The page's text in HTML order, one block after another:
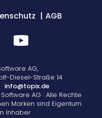
lassen zu können. Sie
AGB
AG,
Diesel-Straße 14
· info@topix.de
AG · Alle Rechte
Marken sind Eigentum
Inhaber